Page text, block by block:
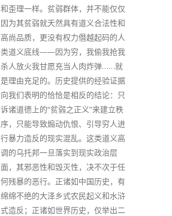
和歪理一样。贫弱群体，并不能仅仅
因为其贫弱就天然具有道义合法性和
高尚品质，更没有权力僭越起码的人
类道义底线——因为穷，我偷我抢我
杀人放火我甘愿充当人肉炸弹……就
是理由充足的。历史提供的经验证据
向我们表明的恰恰是相反的结论：只
诉诸道德上的“贫弱之正义”来建立秩
序，只能导致煽动仇恨、引导穷人进
行暴力造反的现实混乱。这类道义高
调的乌托邦一旦落实到现实政治层
面，其邪恶性和毁灭性，决不次于任
何残暴的恶行。正诸如中国历史，有
绵绵不绝的大泽乡式农民起义和水浒
式造反；正诸如世界历史，仅举出二